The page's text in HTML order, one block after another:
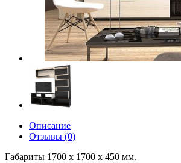
Описание
Отзывы (0)
Габариты 1700 х 1700 х 450 мм.